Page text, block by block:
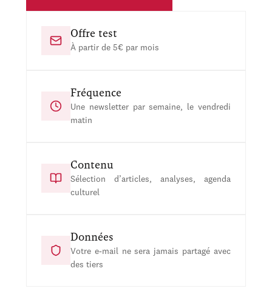
Offre test
À partir de 5€ par mois
Fréquence
Une newsletter par semaine, le vendredi
matin
Contenu
Sélection d’articles, analyses, agenda
culturel
Données
Votre e-mail ne sera jamais partagé avec
des tiers